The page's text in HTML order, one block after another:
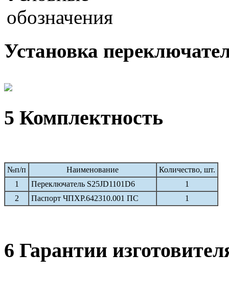
Установка
5 Комплектность
№п/п Наименование
Количество, шт.
1
Переключатель S25JD1101D6
1
2
Паспорт ЧПХР.642310.001 ПС 1
6 Гарантии